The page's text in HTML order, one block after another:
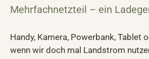
Mehrfachnetzteil – ein
Handy, Kamera, Powerbank, Tablet
wenn wir doch mal Landstrom